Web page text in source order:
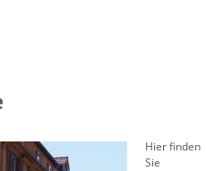
Hier finden
Sie